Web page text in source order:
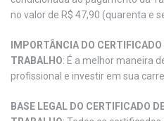
no valor de R$ 47,90 (quarenta e
IMPORTÂNCIA DO
TRABALHO: É a melhor maneira
profissional e investir em sua
BASE LEGAL DO CERTIFICADO